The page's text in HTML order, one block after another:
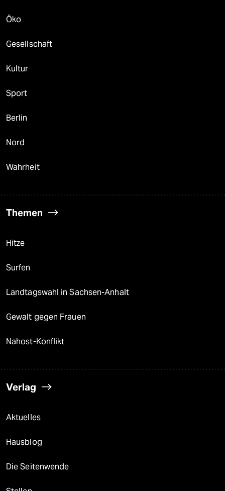
Öko
Gesellschaft
Kultur
Sport
Berlin
Nord
Wahrheit
Themen
Hitze
Surfen
Landtagswahl in Sachsen-Anhalt
Gewalt gegen Frauen
Nahost-Konflikt
Verlag
Aktuelles
Hausblog
Die Seitenwende